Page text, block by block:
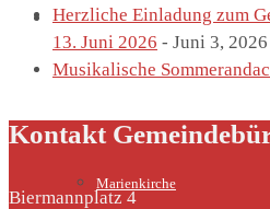
St. Marien
Marienkirche
Herzliche Einladung zum
13. Juni 2026 - Juni 3, 2026
Musikalische
Kontakt
Biermannplatz 4